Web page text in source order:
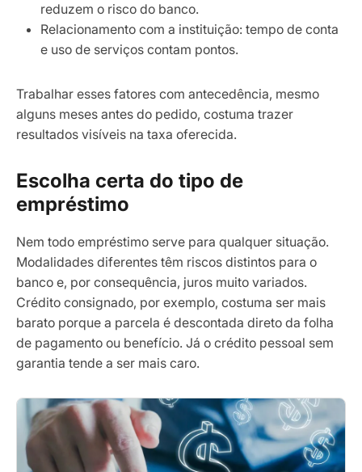
reduzem o risco do banco.
Relacionamento com a instituição: tempo de conta
e uso de serviços contam pontos.
Trabalhar esses fatores com antecedência, mesmo
alguns meses antes do pedido, costuma trazer
resultados visíveis na taxa oferecida.
Escolha certa do tipo de
empréstimo
Nem todo empréstimo serve para qualquer situação.
Modalidades diferentes têm riscos distintos para o
banco e, por consequência, juros muito variados.
Crédito consignado, por exemplo, costuma ser mais
barato porque a parcela é descontada direto da folha
de pagamento ou benefício. Já o crédito pessoal sem
garantia tende a ser mais caro.